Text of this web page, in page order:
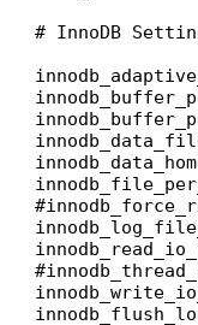
# InnoDB